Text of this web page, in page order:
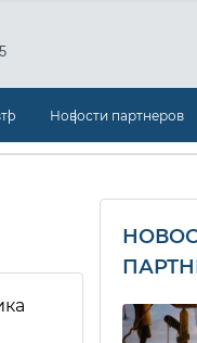
Новости партнеров